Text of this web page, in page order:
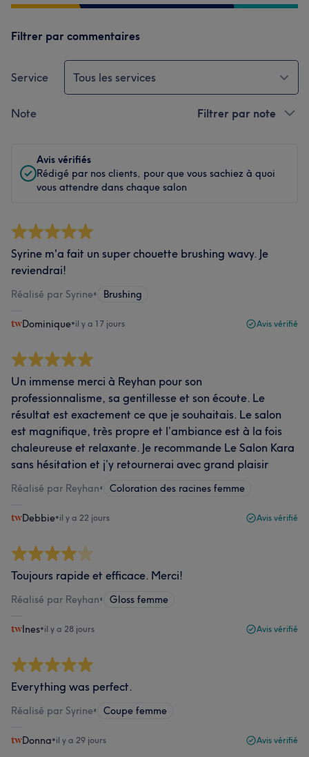
Filtrer par commentaires
Service Tous les services
Note Filtrer par note
Avis vérifiés
Rédigé par nos clients, pour que vous sachiez à quoi
vous attendre dans chaque salon
Syrine m'a fait un super chouette brushing wavy. Je
reviendrai!
Réalisé par Syrine• Brushing
Dominique•il y a 17 jours Avis vérifié
Un immense merci à Reyhan pour son
professionnalisme, sa gentillesse et son écoute. Le
résultat est exactement ce que je souhaitais. Le salon
est magnifique, très propre et l’ambiance est à la fois
chaleureuse et relaxante. Je recommande Le Salon Kara
sans hésitation et j’y retournerai avec grand plaisir
Réalisé par Reyhan• Coloration des racines femme
Debbie•il y a 22 jours Avis vérifié
Toujours rapide et efficace. Merci!
Réalisé par Reyhan• Gloss femme
Ines•il y a 28 jours Avis vérifié
Everything was perfect.
Réalisé par Syrine• Coupe femme
Donna•il y a 29 jours Avis vérifié